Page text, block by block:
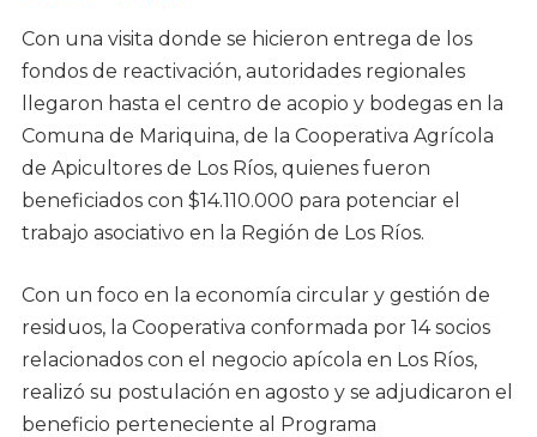
Con una visita donde se hicieron entrega de los
fondos de reactivación, autoridades regionales
llegaron hasta el centro de acopio y bodegas en la
Comuna de Mariquina, de la Cooperativa Agrícola
de Apicultores de Los Ríos, quienes fueron
beneficiados con $14.110.000 para potenciar el
trabajo asociativo en la Región de Los Ríos.
Con un foco en la economía circular y gestión de
residuos, la Cooperativa conformada por 14 socios
relacionados con el negocio apícola en Los Ríos,
realizó su postulación en agosto y se adjudicaron el
beneficio perteneciente al Programa